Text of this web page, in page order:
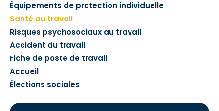
Équipements de protection individuelle
Santé au travail
Risques psychosociaux au travail
Accident du travail
Fiche de poste de travail
Accueil
Élections sociales